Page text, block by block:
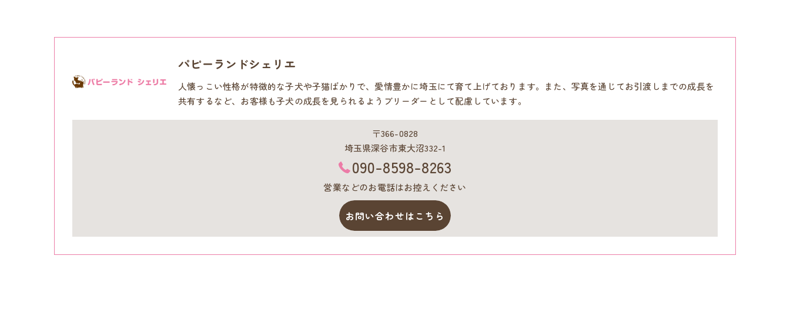
パピーランドシェリエ
人懐っこい性格が特徴的な子犬や子猫ばかりで、愛情豊かに埼玉にて育て上げております。また、写真を通じてお引渡しまでの成長を
共有するなど、お客様も子犬の成長を見られるようブリーダーとして配慮しています。
〒366-0828
埼玉県深谷市東大沼332-1
090-8598-8263
営業などのお電話はお控えください
お問い合わせはこちら